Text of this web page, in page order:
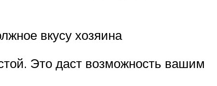
вкусу хозяина
Это даст возможность вашим